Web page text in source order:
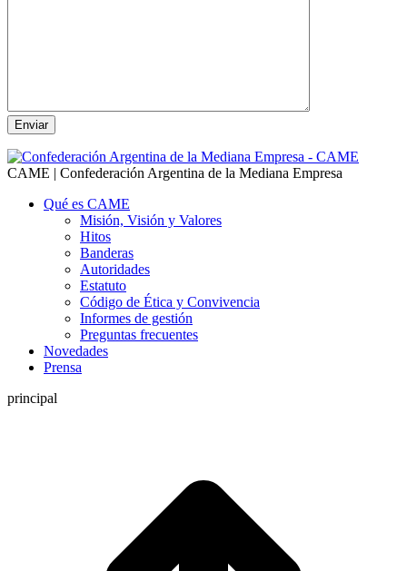
CAME | Confederación Argentina de la Mediana Empresa
Qué es CAME
Misión, Visión y Valores
Hitos
Banderas
Autoridades
Estatuto
Código de Ética y Convivencia
Informes de gestión
Preguntas frecuentes
Novedades
Prensa
principal